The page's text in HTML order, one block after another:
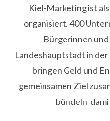
Kiel-Marketing ist
organisiert. 400
Bürgerinnen
Landeshauptstadt in
bringen Geld und
gemeinsamen Ziel
bündeln,